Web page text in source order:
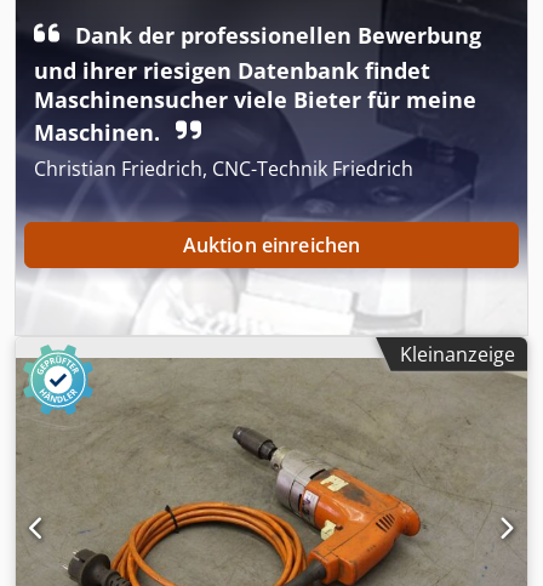
1250x1250mm Gewindegrößen: M2-M10 Anzahl Spindeln:
3 (optional 4) 2x Gewindeschneiden -formen; 1x Senk-
Bohrstation Mikroschmierung für jede Spindel /
Werkzeugstation Steuerung: TC15 Touchscreen
Nummerische Eingabe, Import von Stanzen - NC-Dateien
Dank der professionellen Bewerbung
und ihrer riesigen Datenbank findet
Maschinensucher viele Bieter für meine
Maschinen.
Christian Friedrich, CNC-Technik Friedrich
Auktion einreichen
Kleinanzeige